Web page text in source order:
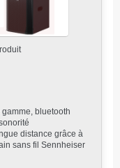
bluetooth
distance grâce à
sans fil Sennheiser